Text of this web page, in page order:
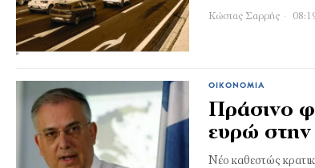
Κώστας Σαρρής
ΟΙΚΟΝΟΜΊΑ
Πράσινο
ευρώ
Νέο καθεστώς